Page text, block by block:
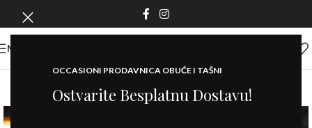
OCCASIONI PRODAVNICA OBUĆE I TAŠNI
Ostvarite Besplatnu Dostavu!
MENI